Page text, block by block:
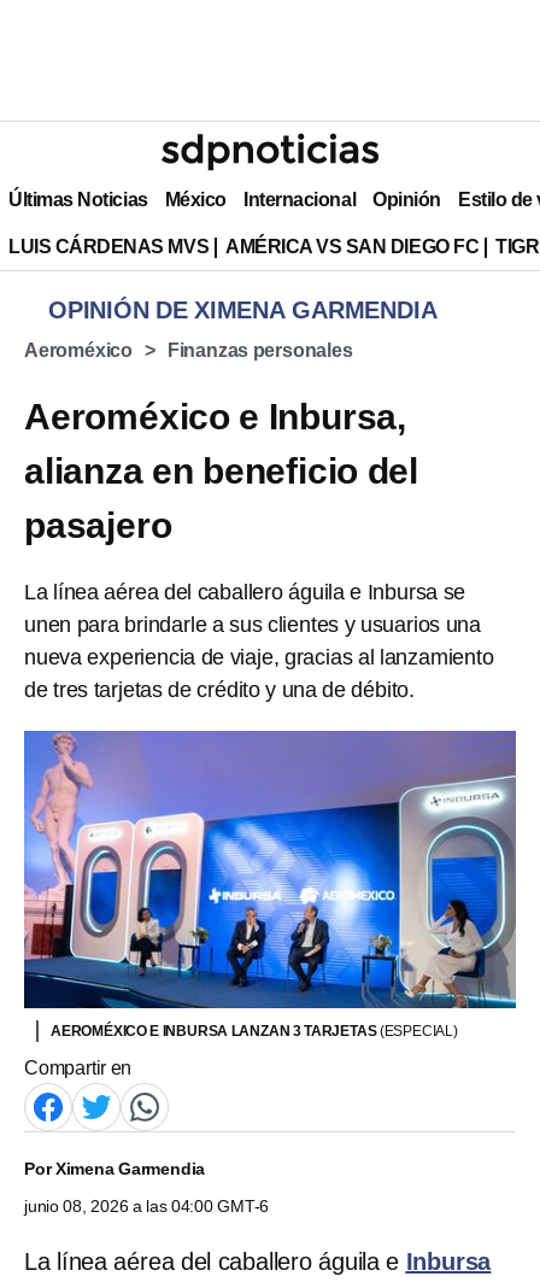
Últimas Noticias México Internacional Opinión Estilo de
LUIS CÁRDENAS MVS AMÉRICA VS SAN DIEGO FC
OPINIÓN DE XIMENA GARMENDIA
Aeroméxico Finanzas personales
Aeroméxico e Inbursa,
alianza en beneficio del
pasajero
La línea aérea del caballero águila e Inbursa se
unen para brindarle a sus clientes y usuarios una
nueva experiencia de viaje, gracias al lanzamiento
de tres tarjetas de crédito y una de débito.
AEROMÉXICO E INBURSA LANZAN 3 TARJETAS(ESPECIAL)
Compartir en
PorXimena Garmendia
junio 08, 2026 a las 04:00 GMT-6
La línea aérea del caballero águila e Inbursa